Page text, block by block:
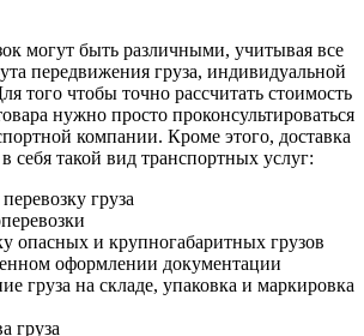
могут быть различными, учитывая все
передвижения груза, индивидуальной
того чтобы точно рассчитать стоимость
нужно просто проконсультироваться
компании. Кроме этого, доставка
себя такой вид транспортных услуг:
груза
опасных и крупногабаритных грузов
оформлении документации
груза на складе, упаковка и маркировка
груза